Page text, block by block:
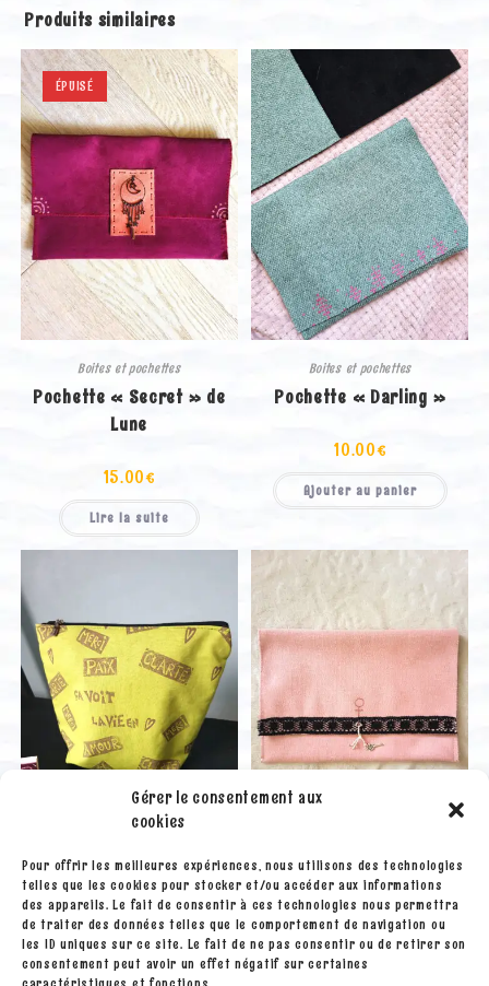
Gérer le consentement aux
cookies
Pour offrir les meilleures expériences, nous utilisons des technologies
telles que les cookies pour stocker et/ou accéder aux informations
des appareils. Le fait de consentir à ces technologies nous permettra
de traiter des données telles que le comportement de navigation ou
les ID uniques sur ce site. Le fait de ne pas consentir ou de retirer son
consentement peut avoir un effet négatif sur certaines
Produits similaires
ÉPUISÉ
Boites et pochettes
Pochette « Secret » de
Lune
15.00€
Lire la suite
Boites et pochettes
Pochette « Darling »
10.00€
Ajouter au panier
Boites et pochettes
Grande pochette « Ça voit
la vie en cœur »
11.00€
Boites et pochettes
Pochette « Rose » clé
15.00€